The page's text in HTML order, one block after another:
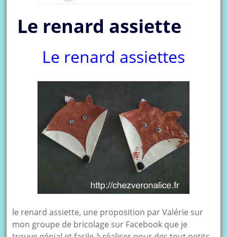
Le renard assiette
Le renard assiettes
le renard assiette, une proposition par Valérie sur
mon groupe de bricolage sur Facebook que je